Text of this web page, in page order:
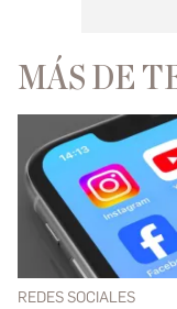
MÁS DE
REDES SOCIALES